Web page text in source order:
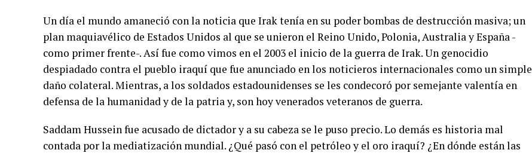
Un día el mundo amaneció con la noticia que Irak tenía en su poder bombas de destrucción masiva; un
plan maquiavélico de Estados Unidos al que se unieron el Reino Unido, Polonia, Australia y España -
como primer frente-. Así fue como vimos en el 2003 el inicio de la guerra de Irak. Un genocidio
despiadado contra el pueblo iraquí que fue anunciado en los noticieros internacionales como un simple
daño colateral. Mientras, a los soldados estadounidenses se les condecoró por semejante valentía en
defensa de la humanidad y de la patria y, son hoy venerados veteranos de guerra.
Saddam Hussein fue acusado de dictador y a su cabeza se le puso precio. Lo demás es historia mal
contada por la mediatización mundial. ¿Qué pasó con el petróleo y el oro iraquí? ¿En dónde están las